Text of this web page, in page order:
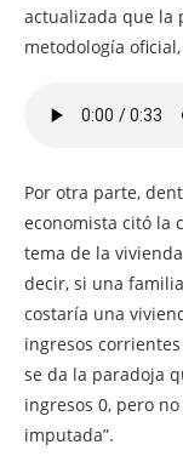
actualizada que la
metodología
Por otra parte,
economista citó la
tema de la
decir, si una
costaría una
ingresos
se da la paradoja
ingresos 0, pero
imputada”.